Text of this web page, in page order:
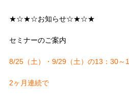
★☆★☆お知らせ☆★☆★
セミナーのご案内
8/25（土）・9/29（土）の13：30～
2ヶ月連続で